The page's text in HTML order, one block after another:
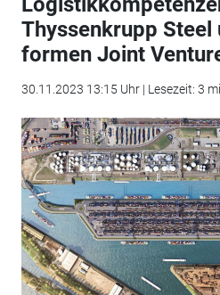
Thyssenkrupp Steel
formen Joint
30.11.2023 13:15 Uhr | Lesezeit: 3